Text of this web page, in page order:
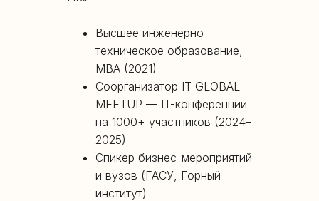
Высшее инженерно-
техническое образование,
MBA (2021)
Соорганизатор IT GLOBAL
MEETUP — IT-конференции
на 1000+ участников (2024–
2025)
Спикер бизнес-мероприятий
и вузов (ГАСУ, Горный
институт)